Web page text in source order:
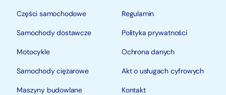
Części samochodowe
Samochody dostawcze
Motocykle
Samochody ciężarowe
Maszyny budowlane
Regulamin
Polityka prywatności
Ochrona danych
Akt o usługach cyfrowych
Kontakt